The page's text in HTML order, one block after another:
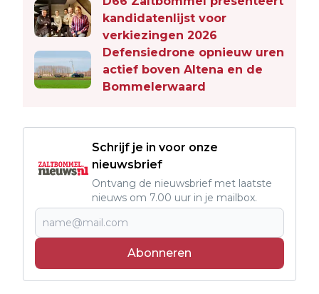
kandidatenlijst voor
verkiezingen 2026
Defensiedrone opnieuw uren
actief boven Altena en de
Bommelerwaard
Schrijf je in voor onze
nieuwsbrief
Ontvang de nieuwsbrief met laatste
nieuws om 7.00 uur in je mailbox.
Abonneren